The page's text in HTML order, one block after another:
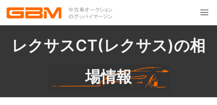
レクサスCT(レクサス)の相
場情報